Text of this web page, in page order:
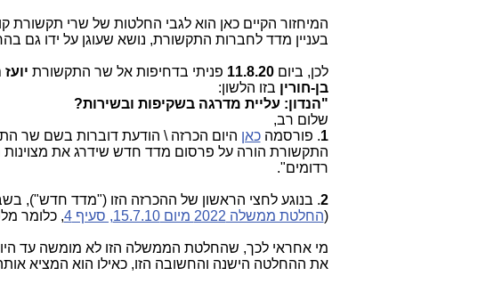
המיחזור הקיים כאן הוא לגבי החלטות של שרי תקשורת
בעניין מדד לחברות התקשורת, נושא שעוגן על ידו גם
לכן, ביום11.8.20 פניתי בדחיפות אל שר התקשורת
בן-חורין בזו הלשון:
"הנדון: עליית מדרגה בשקיפות ובשירות?
שלום רב,
1. פורסמהכאן היום הכרזה \ הודעת דוברות בשם שר
התקשורת הורה על פרסום מדד חדש שידרג את
רדומים".
2. בנוגע לחצי הראשון של ההכרזה הזו ("מדד חדש"),
(החלטת ממשלה 2022 מיום 15.7.10, סעיף 4 , כלומר
מי אחראי לכך, שהחלטת הממשלה הזו לא מומשה עד
את ההחלטה הישנה והחשובה הזו, כאילו הוא המציא